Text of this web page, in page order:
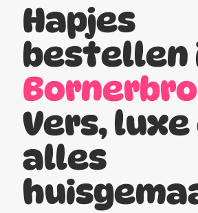
Hapjes
bestellen
Vers, luxe
alles